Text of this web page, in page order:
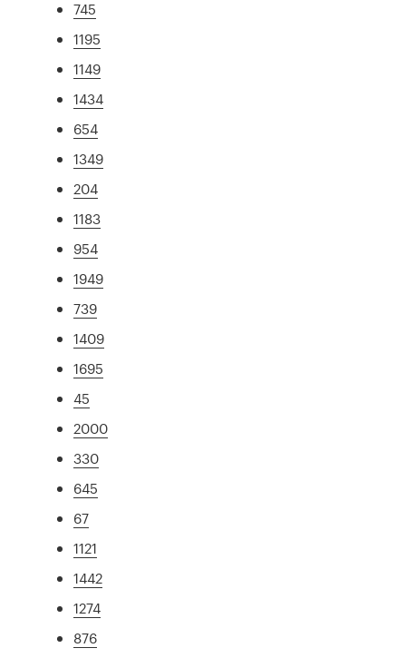
745
1195
1149
1434
654
1349
204
1183
954
1949
739
1409
1695
45
2000
330
645
67
1121
1442
1274
876